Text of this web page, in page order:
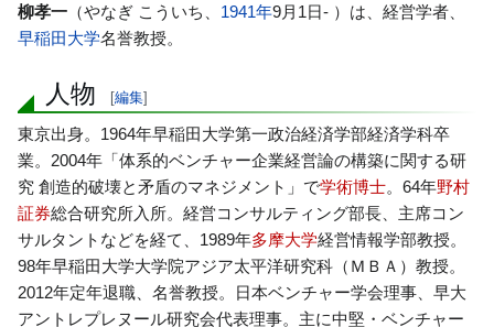
ナ
ビ
シ
ョ
ン
に
移
動
検
索
動
柳孝一 （やなぎ こういち、 1941年9月1日- ）は、経営学者、
早稲田大学名誉教授。
人物 [編集]
東京出身。1964年早稲田大学第一政治経済学部経済学科卒
業。2004年「体系的ベンチャー企業経営論の構築に関する研
究 創造的破壊と矛盾のマネジメント」で学術博士。64年野村
証券総合研究所入所。経営コンサルティング部長、主席コン
サルタントなどを経て、1989年多摩大学経営情報学部教授。
98年早稲田大学大学院アジア太平洋研究科（ＭＢＡ）教授。
2012年定年退職、名誉教授。日本ベンチャー学会理事、早大
アントレプレヌール研究会代表理事。主に中堅・ベンチャー